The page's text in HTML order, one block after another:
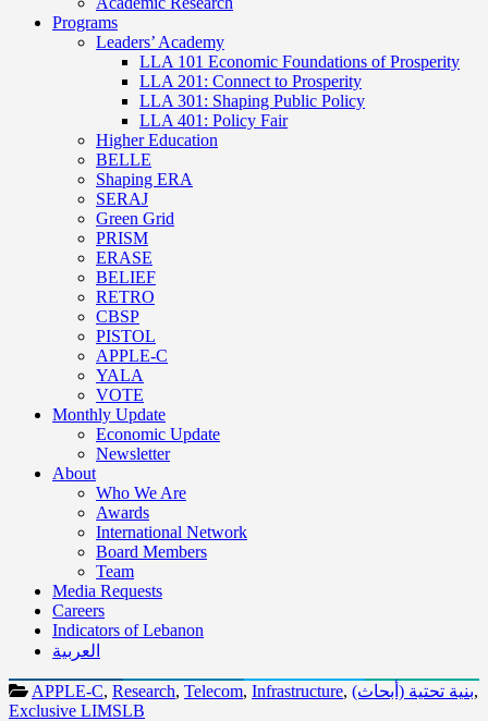
Programs
Leaders’ Academy
LLA 101 Economic Foundations of Prosperity
LLA 201: Connect to Prosperity
LLA 301: Shaping Public Policy
LLA 401: Policy Fair
Higher Education
BELLE
Shaping ERA
SERAJ
Green Grid
PRISM
ERASE
BELIEF
RETRO
CBSP
PISTOL
APPLE-C
YALA
VOTE
Monthly Update
Economic Update
Newsletter
About
Who We Are
Awards
International Network
Board Members
Team
Media Requests
Careers
Indicators of Lebanon
العربية
APPLE-C, Research, Telecom, Infrastructure, بنية تحتية (أبحاث),
Exclusive LIMSLB